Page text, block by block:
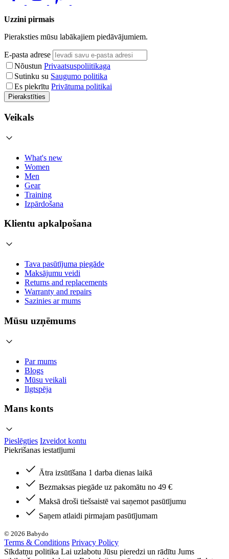
Uzzini pirmais
Pieraksties mūsu labākajiem piedāvājumiem.
E-pasta adrese
Nõustun Privaatsuspoliitikaga
Sutinku su Saugumo politika
Es piekrītu Privātuma politikai
Pierakstīties
Veikals
What's new
Women
Men
Gear
Training
Izpārdošana
Klientu apkalpošana
Tava pasūtījuma piegāde
Maksājumu veidi
Returns and replacements
Warranty and repairs
Sazinies ar mums
Mūsu uzņēmums
Par mums
Blogs
Mūsu veikali
Ilgtspēja
Mans konts
Pieslēgties Izveidot kontu
Piekrišanas iestatījumi
Ātra izsūtīšana 1 darba dienas laikā
Bezmaksas piegāde uz pakomātu no 49 €
Maksā droši tiešsaistē vai saņemot pasūtījumu
Saņem atlaidi pirmajam pasūtījumam
© 2026 Babydo
Terms & Conditions Privacy Policy
Sīkdatņu politika Lai uzlabotu Jūsu pieredzi un rādītu Jums